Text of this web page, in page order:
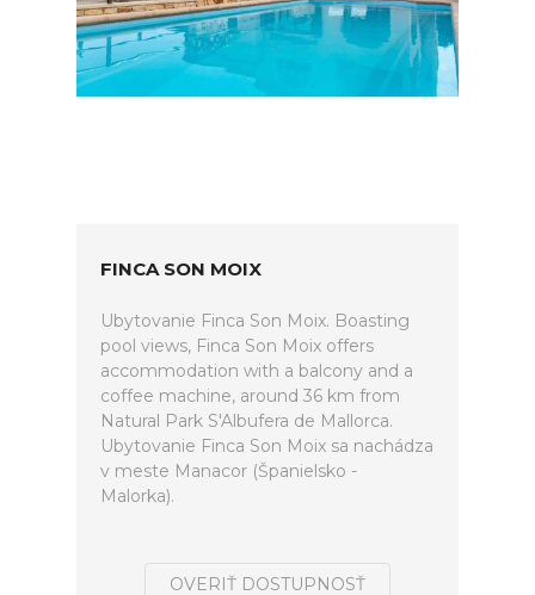
FINCA SON MOIX
Ubytovanie Finca Son Moix. Boasting
pool views, Finca Son Moix offers
accommodation with a balcony and a
coffee machine, around 36 km from
Natural Park S'Albufera de Mallorca.
Ubytovanie Finca Son Moix sa nachádza
v meste Manacor (Španielsko -
Malorka).
OVERIŤ DOSTUPNOSŤ